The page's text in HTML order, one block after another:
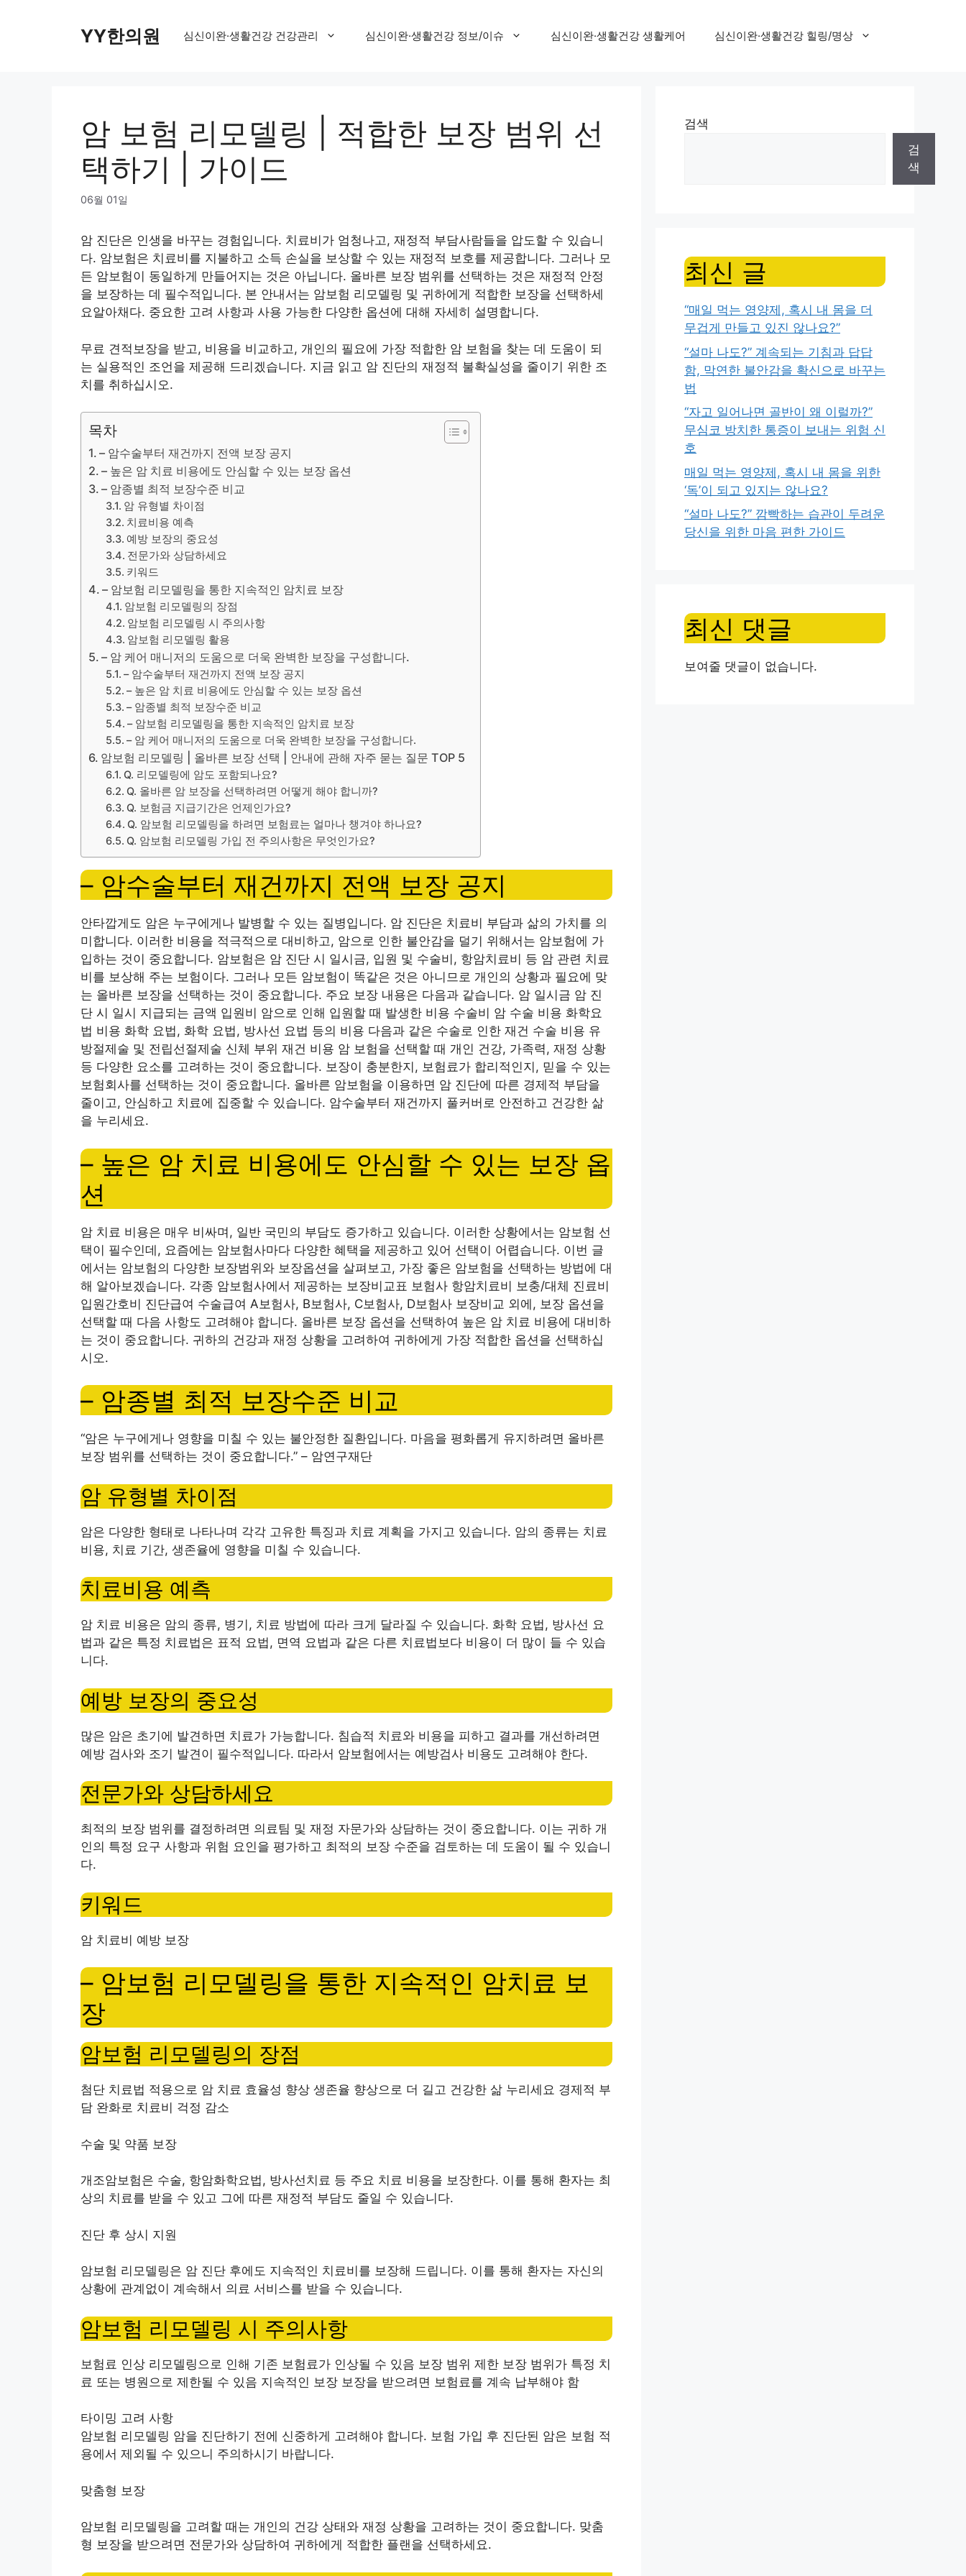
YY한의원 심신이완·생활건강 건강관리 심신이완·생활건강 정보/이슈 심신이완·생활건강 생활케어 심신이완·생활건강 힐링/명상
암 보험 리모델링 | 적합한 보장 범위 선
택하기 | 가이드
06월 01일
암 진단은 인생을 바꾸는 경험입니다. 치료비가 엄청나고, 재정적 부담사람들을 압도할 수 있습니
다. 암보험은 치료비를 지불하고 소득 손실을 보상할 수 있는 재정적 보호를 제공합니다. 그러나 모
든 암보험이 동일하게 만들어지는 것은 아닙니다. 올바른 보장 범위를 선택하는 것은 재정적 안정
을 보장하는 데 필수적입니다. 본 안내서는 암보험 리모델링 및 귀하에게 적합한 보장을 선택하세
요알아채다. 중요한 고려 사항과 사용 가능한 다양한 옵션에 대해 자세히 설명합니다.
무료 견적 보장을 받고, 비용을 비교하고, 개인의 필요에 가장 적합한 암 보험을 찾는 데 도움이 되
는 실용적인 조언을 제공해 드리겠습니다. 지금 읽고 암 진단의 재정적 불확실성을 줄이기 위한 조
치를 취하십시오.
목차
– 암수술부터 재건까지 전액 보장 공지
– 높은 암 치료 비용에도 안심할 수 있는 보장 옵션
– 암종별 최적 보장수준 비교
암 유형별 차이점
치료비용 예측
예방 보장의 중요성
전문가와 상담하세요
키워드
– 암보험 리모델링을 통한 지속적인 암치료 보장
암보험 리모델링의 장점
암보험 리모델링 시 주의사항
암보험 리모델링 활용
– 암 케어 매니저의 도움으로 더욱 완벽한 보장을 구성합니다.
– 암수술부터 재건까지 전액 보장 공지
– 높은 암 치료 비용에도 안심할 수 있는 보장 옵션
– 암종별 최적 보장수준 비교
– 암보험 리모델링을 통한 지속적인 암치료 보장
– 암 케어 매니저의 도움으로 더욱 완벽한 보장을 구성합니다.
암보험 리모델링 | 올바른 보장 선택 | 안내에 관해 자주 묻는 질문 TOP 5
Q. 리모델링에 암도 포함되나요?
Q. 올바른 암 보장을 선택하려면 어떻게 해야 합니까?
Q. 보험금 지급기간은 언제인가요?
Q. 암보험 리모델링을 하려면 보험료는 얼마나 챙겨야 하나요?
Q. 암보험 리모델링 가입 전 주의사항은 무엇인가요?
– 암수술부터 재건까지 전액 보장 공지
안타깝게도 암은 누구에게나 발병할 수 있는 질병입니다. 암 진단은 치료비 부담과 삶의 가치를 의
미합니다. 이러한 비용을 적극적으로 대비하고, 암으로 인한 불안감을 덜기 위해서는 암보험에 가
입하는 것이 중요합니다. 암보험은 암 진단 시 일시금, 입원 및 수술비, 항암치료비 등 암 관련 치료
비를 보상해 주는 보험이다. 그러나 모든 암보험이 똑같은 것은 아니므로 개인의 상황과 필요에 맞
는 올바른 보장을 선택하는 것이 중요합니다. 주요 보장 내용은 다음과 같습니다. 암 일시금 암 진
단 시 일시 지급되는 금액 입원비 암으로 인해 입원할 때 발생한 비용 수술비 암 수술 비용 화학요
법 비용 화학 요법, 화학 요법, 방사선 요법 등의 비용 다음과 같은 수술로 인한 재건 수술 비용 유
방절제술 및 전립선절제술 신체 부위 재건 비용 암 보험을 선택할 때 개인 건강, 가족력, 재정 상황
등 다양한 요소를 고려하는 것이 중요합니다. 보장이 충분한지, 보험료가 합리적인지, 믿을 수 있는
보험회사를 선택하는 것이 중요합니다. 올바른 암보험을 이용하면 암 진단에 따른 경제적 부담을
줄이고, 안심하고 치료에 집중할 수 있습니다. 암수술부터 재건까지 풀커버로 안전하고 건강한 삶
을 누리세요.
– 높은 암 치료 비용에도 안심할 수 있는 보장 옵
션
암 치료 비용은 매우 비싸며, 일반 국민의 부담도 증가하고 있습니다. 이러한 상황에서는 암보험 선
택이 필수인데, 요즘에는 암보험사마다 다양한 혜택을 제공하고 있어 선택이 어렵습니다. 이번 글
에서는 암보험의 다양한 보장범위와 보장옵션을 살펴보고, 가장 좋은 암보험을 선택하는 방법에 대
해 알아보겠습니다. 각종 암보험사에서 제공하는 보장비교표 보험사 항암치료비 보충/대체 진료비
입원간호비 진단급여 수술급여 A보험사, B보험사, C보험사, D보험사 보장비교 외에, 보장 옵션을
선택할 때 다음 사항도 고려해야 합니다. 올바른 보장 옵션을 선택하여 높은 암 치료 비용에 대비하
는 것이 중요합니다. 귀하의 건강과 재정 상황을 고려하여 귀하에게 가장 적합한 옵션을 선택하십
시오.
– 암종별 최적 보장수준 비교
“암은 누구에게나 영향을 미칠 수 있는 불안정한 질환입니다. 마음을 평화롭게 유지하려면 올바른
보장 범위를 선택하는 것이 중요합니다.” – 암연구재단
암 유형별 차이점
암은 다양한 형태로 나타나며 각각 고유한 특징과 치료 계획을 가지고 있습니다. 암의 종류는 치료
비용, 치료 기간, 생존율에 영향을 미칠 수 있습니다.
치료비용 예측
암 치료 비용은 암의 종류, 병기, 치료 방법에 따라 크게 달라질 수 있습니다. 화학 요법, 방사선 요
법과 같은 특정 치료법은 표적 요법, 면역 요법과 같은 다른 치료법보다 비용이 더 많이 들 수 있습
니다.
예방 보장의 중요성
많은 암은 초기에 발견하면 치료가 가능합니다. 침습적 치료와 비용을 피하고 결과를 개선하려면
예방 검사와 조기 발견이 필수적입니다. 따라서 암보험에서는 예방검사 비용도 고려해야 한다.
전문가와 상담하세요
최적의 보장 범위를 결정하려면 의료팀 및 재정 자문가와 상담하는 것이 중요합니다. 이는 귀하 개
인의 특정 요구 사항과 위험 요인을 평가하고 최적의 보장 수준을 검토하는 데 도움이 될 수 있습니
다.
키워드
암 치료비 예방 보장
– 암보험 리모델링을 통한 지속적인 암치료 보
장
암보험 리모델링의 장점
첨단 치료법 적용으로 암 치료 효율성 향상 생존율 향상으로 더 길고 건강한 삶 누리세요 경제적 부
담 완화로 치료비 걱정 감소
수술 및 약품 보장
개조암보험은 수술, 항암화학요법, 방사선치료 등 주요 치료 비용을 보장한다. 이를 통해 환자는 최
상의 치료를 받을 수 있고 그에 따른 재정적 부담도 줄일 수 있습니다.
진단 후 상시 지원
암보험 리모델링은 암 진단 후에도 지속적인 치료비를 보장해 드립니다. 이를 통해 환자는 자신의
상황에 관계없이 계속해서 의료 서비스를 받을 수 있습니다.
암보험 리모델링 시 주의사항
보험료 인상 리모델링으로 인해 기존 보험료가 인상될 수 있음 보장 범위 제한 보장 범위가 특정 치
료 또는 병원으로 제한될 수 있음 지속적인 보장 보장을 받으려면 보험료를 계속 납부해야 함
타이밍 고려 사항
암보험 리모델링 암을 진단하기 전에 신중하게 고려해야 합니다. 보험 가입 후 진단된 암은 보험 적
용에서 제외될 수 있으니 주의하시기 바랍니다.
맞춤형 보장
암보험 리모델링을 고려할 때는 개인의 건강 상태와 재정 상황을 고려하는 것이 중요합니다. 맞춤
형 보장을 받으려면 전문가와 상담하여 귀하에게 적합한 플랜을 선택하세요.
검색
검
색
최신 글
“매일 먹는 영양제, 혹시 내 몸을 더
무겁게 만들고 있진 않나요?”
“설마 나도?” 계속되는 기침과 답답
함, 막연한 불안감을 확신으로 바꾸는
법
“자고 일어나면 골반이 왜 이럴까?”
무심코 방치한 통증이 보내는 위험 신
호
매일 먹는 영양제, 혹시 내 몸을 위한
‘독’이 되고 있지는 않나요?
“설마 나도?” 깜빡하는 습관이 두려운
당신을 위한 마음 편한 가이드
최신 댓글
보여줄 댓글이 없습니다.